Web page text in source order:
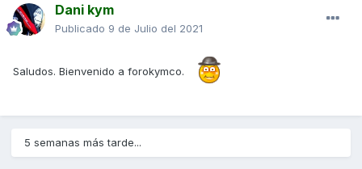
Dani kym
Publicado 9 de Julio del 2021
Saludos. Bienvenido a forokymco.
5 semanas más tarde...